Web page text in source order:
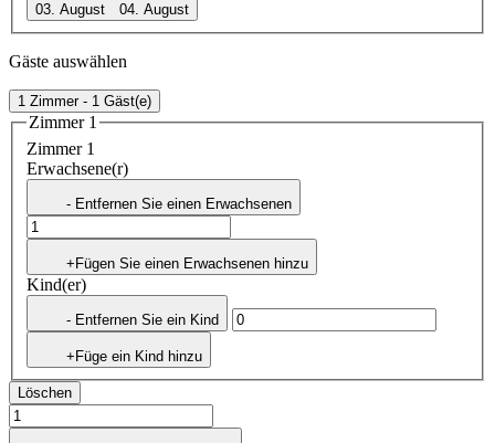
03. August 04. August
Gäste auswählen
1 Zimmer - 1 Gäst(e)
Zimmer 1
Zimmer 1
Erwachsene(r)
- Entfernen Sie einen Erwachsenen
+Fügen Sie einen Erwachsenen hinzu
Kind(er)
- Entfernen Sie ein Kind
+Füge ein Kind hinzu
Löschen